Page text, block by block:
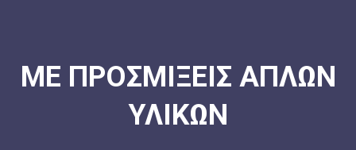
ΜΕ ΠΡΟΣΜΙΞΕΙΣ ΑΠΛΩΝ
ΥΛΙΚΩΝ